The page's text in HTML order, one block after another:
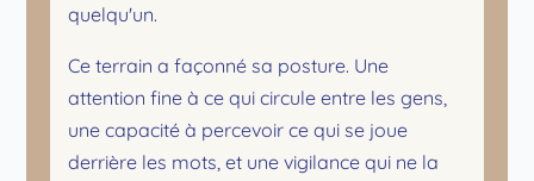
quelqu'un.
Ce terrain a façonné sa posture. Une
attention fine à ce qui circule entre les gens,
une capacité à percevoir ce qui se joue
derrière les mots, et une vigilance qui ne la